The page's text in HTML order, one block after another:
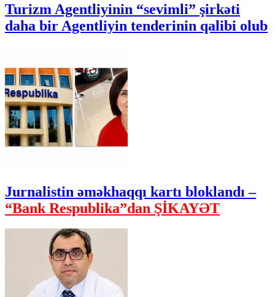
Turizm Agentliyinin “sevimli” şirkəti
daha bir Agentliyin tenderinin qalibi olub
Jurnalistin əməkhaqqı kartı bloklandı –
“Bank Respublika”dan ŞİKAYƏT